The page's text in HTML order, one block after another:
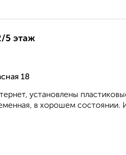
5 этаж
18
установлены
в хорошем состоянии.